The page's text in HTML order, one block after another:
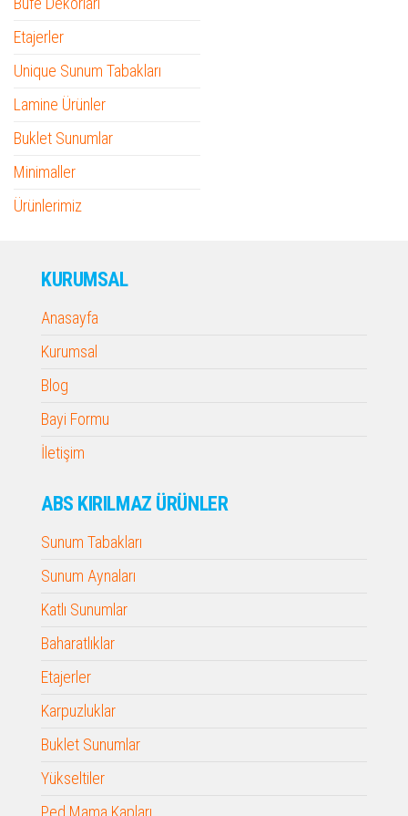
Etajerler
Unique Sunum Tabakları
Lamine Ürünler
Buklet Sunumlar
Minimaller
Ürünlerimiz
KURUMSAL
Anasayfa
Kurumsal
Blog
Bayi Formu
İletişim
ABS KIRILMAZ ÜRÜNLER
Sunum Tabakları
Sunum Aynaları
Katlı Sunumlar
Baharatlıklar
Etajerler
Karpuzluklar
Buklet Sunumlar
Yükseltiler
Ped Mama Kapları